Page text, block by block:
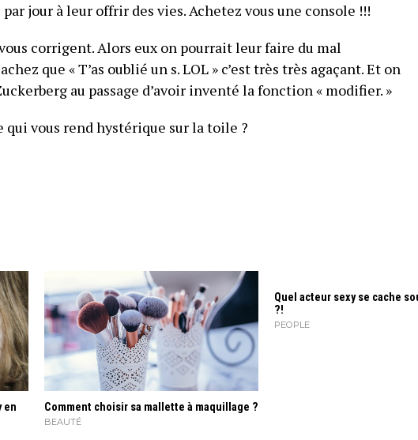
jour à leur offrir des vies. Achetez vous une console !!!
corrigent. Alors eux on pourrait leur faire du mal
que « T’as oublié un s. LOL » c’est très très agaçant. Et on
au passage d’avoir inventé la fonction « modifier. »
qui vous rend hystérique sur la toile ?
en
Comment choisir sa mallette à maquillage ?
BEAUTÉ
Quel acteur sexy se cache
?!
PEOPLE